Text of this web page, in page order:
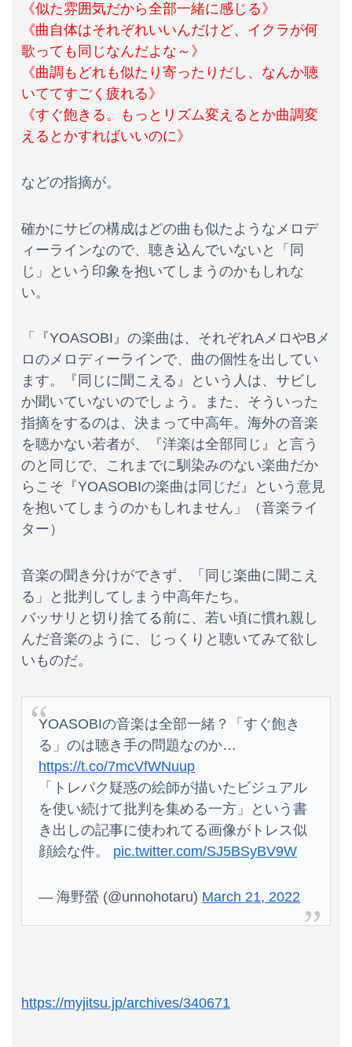
Powered by livedoor 相互RSS
《似た雰囲気だから全部一緒に感じる》
《曲自体はそれぞれいいんだけど、イクラが何
歌っても同じなんだよな～》
《曲調もどれも似たり寄ったりだし、なんか聴
いててすごく疲れる》
《すぐ飽きる。もっとリズム変えるとか曲調変
えるとかすればいいのに》
などの指摘が。
確かにサビの構成はどの曲も似たようなメロデ
ィーラインなので、聴き込んでいないと「同
じ」という印象を抱いてしまうのかもしれな
い。
「『YOASOBI』の楽曲は、それぞれAメロやBメ
ロのメロディーラインで、曲の個性を出してい
ます。『同じに聞こえる』という人は、サビし
か聞いていないのでしょう。また、そういった
指摘をするのは、決まって中高年。海外の音楽
を聴かない若者が、『洋楽は全部同じ』と言う
のと同じで、これまでに馴染みのない楽曲だか
らこそ『YOASOBIの楽曲は同じだ』という意見
を抱いてしまうのかもしれません」（音楽ライ
ター）
音楽の聞き分けができず、「同じ楽曲に聞こえ
る」と批判してしまう中高年たち。
バッサリと切り捨てる前に、若い頃に慣れ親し
んだ音楽のように、じっくりと聴いてみて欲し
いものだ。
YOASOBIの音楽は全部一緒？「すぐ飽き
る」のは聴き手の問題なのか…
https://t.co/7mcVfWNuup
「トレパク疑惑の絵師が描いたビジュアル
を使い続けて批判を集める一方」という書
き出しの記事に使われてる画像がトレス似
顔絵な件。 pic.twitter.com/SJ5BSyBV9W
— 海野螢 (@unnohotaru) March 21, 2022
https://myjitsu.jp/archives/340671